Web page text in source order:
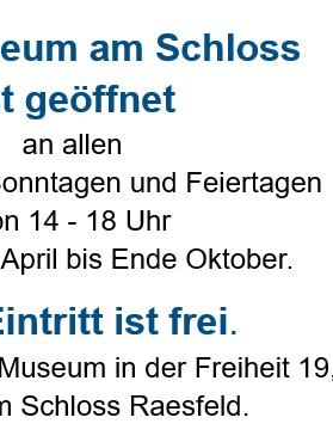
Select Language ▼
Heimatverein ▼Genealogie ▼
Johannisingen
Veröffentlicht von Ruth Beering
Tags:Johannisingen
Der traditionelle Mitsingabend ist
Singabend zum Jahresprogramm
die Nachbarschaft bedeutenden